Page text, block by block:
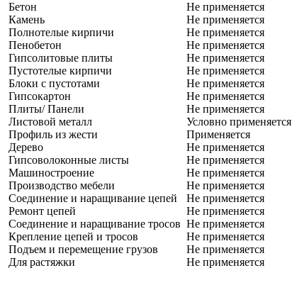
Бетон
Камень
Полнотелые кирпичи
Пенобетон
Гипсолитовые плиты
Пустотелые кирпичи
Блоки с пустотами
Гипсокартон
Плиты/ Панели
Листовой металл
Профиль из жести
Дерево
Гипсоволоконные листы
Машиностроение
Производство мебели
Соединение и наращивание цепей
Ремонт цепей
Соединение и наращивание тросов
Крепление цепей и тросов
Подъем и перемещение грузов
Для растяжки
Не применяется
Не применяется
Не применяется
Не применяется
Не применяется
Не применяется
Не применяется
Не применяется
Не применяется
Условно применяется
Применяется
Не применяется
Не применяется
Не применяется
Не применяется
Не применяется
Не применяется
Не применяется
Не применяется
Не применяется
Не применяется